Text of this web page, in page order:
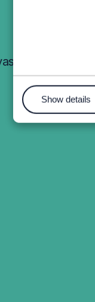
Show details